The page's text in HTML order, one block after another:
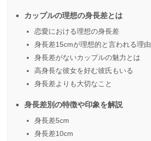
カップルの理想の身長差とは
恋愛における理想の身長差
身長差15cmが理想的と言われる理由
身長差がないカップルの魅力とは
高身長な彼女を好む彼氏もいる
身長差よりも大切なこと
身長差別の特徴や印象を解説
身長差5cm
身長差10cm